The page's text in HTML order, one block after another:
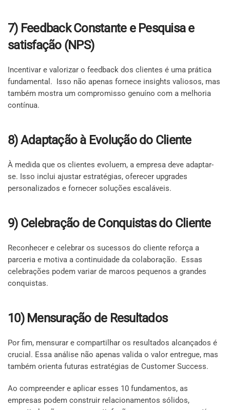
7) Feedback Constante e Pesquisa e
satisfação (NPS)
Incentivar e valorizar o feedback dos clientes é uma prática
fundamental. Isso não apenas fornece insights valiosos, mas
também mostra um compromisso genuíno com a melhoria
contínua.
8) Adaptação à Evolução do Cliente
À medida que os clientes evoluem, a empresa deve adaptar-
se. Isso inclui ajustar estratégias, oferecer upgrades
personalizados e fornecer soluções escaláveis.
9) Celebração de Conquistas do Cliente
Reconhecer e celebrar os sucessos do cliente reforça a
parceria e motiva a continuidade da colaboração. Essas
celebrações podem variar de marcos pequenos a grandes
conquistas.
10) Mensuração de Resultados
Por fim, mensurar e compartilhar os resultados alcançados é
crucial. Essa análise não apenas valida o valor entregue, mas
também orienta futuras estratégias de Customer Success.
Ao compreender e aplicar esses 10 fundamentos, as
empresas podem construir relacionamentos sólidos,